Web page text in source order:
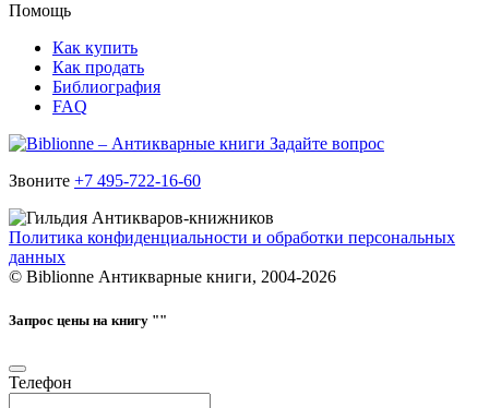
Помощь
Как купить
Как продать
Библиография
FAQ
Задайте вопрос
Звоните +7 495-722-16-60
Политика конфиденциальности и обработки персональных
данных
© Biblionne Антикварные книги, 2004-2026
Запрос цены на книгу ""
Телефон